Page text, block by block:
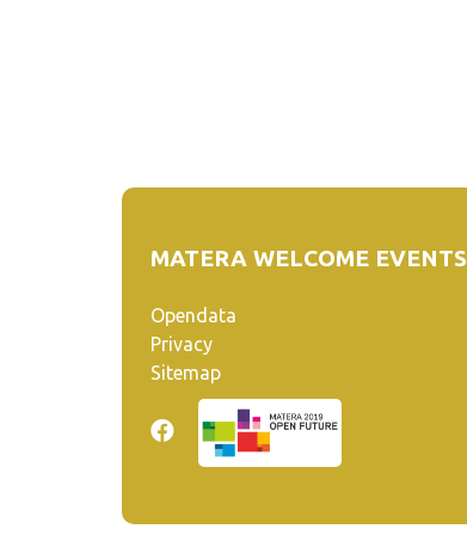
MATERA WELCOME EVENTS
Opendata
Privacy
Sitemap